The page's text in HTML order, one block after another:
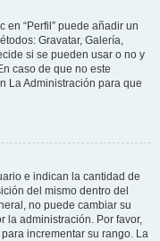
en “Perfil” puede añadir un
Gravatar, Galería,
si se pueden usar o no y
caso de que no este
La Administración para que
e indican la cantidad de
del mismo dentro del
no puede cambiar su
la administración. Por favor,
incrementar su rango. La